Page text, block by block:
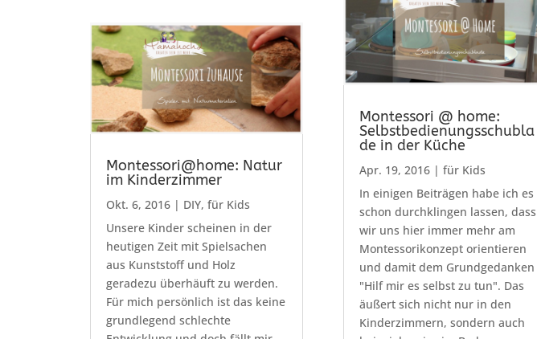
Montessori@home: Natur
im Kinderzimmer
Okt. 6, 2016| DIY, für Kids
Unsere Kinder scheinen in der
heutigen Zeit mit Spielsachen
aus Kunststoff und Holz
geradezu überhäuft zu werden.
Für mich persönlich ist das keine
grundlegend schlechte
Montessori @ home:
Selbstbedienungsschubla
de in der Küche
Apr. 19, 2016| für Kids
In einigen Beiträgen habe ich es
schon durchklingen lassen, dass
wir uns hier immer mehr am
Montessorikonzept orientieren
und damit dem Grundgedanken
"Hilf mir es selbst zu tun". Das
äußert sich nicht nur in den
Kinderzimmern, sondern auch